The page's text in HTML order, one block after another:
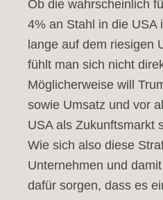
Ob die wahrscheinlich
4% an Stahl in die USA
lange auf dem riesigen
fühlt man sich nicht
Möglicherweise will
sowie Umsatz und vor
USA als Zukunftsmarkt
Wie sich also diese
Unternehmen und
dafür sorgen, dass es